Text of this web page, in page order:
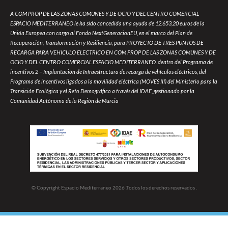
A COM PROP DE LAS ZONAS COMUNES Y DE OCIO Y DEL CENTRO COMERCIAL
ESPACIO MEDITERRANEO le ha sido concedida una ayuda de 12.653,20 euros de la
Unión Europea con cargo al Fondo NextGeneracionEU, en el marco del Plan de
Recuperación, Transformación y Resiliencia, para PROYECTO DE TRES PUNTOS DE
RECARGA PARA VEHICULO ELECTRICO EN COM PROP DE LAS ZONAS COMUNES Y DE
OCIO Y DEL CENTRO COMERCIAL ESPACIO MEDITERRANEO. dentro del Programa de
incentivos 2 – Implantación de Infraestructura de recarga de vehículos eléctricos, del
Programa de incentivos ligados a la movilidad eléctrica (MOVES III) del Ministerio para la
Transición Ecológica y el Reto Demográfico a través del IDAE, gestionado por la
Comunidad Autónoma de la Región de Murcia
© Copyright Espacio Mediterraneo 2026 .Todos los derechos reservados .